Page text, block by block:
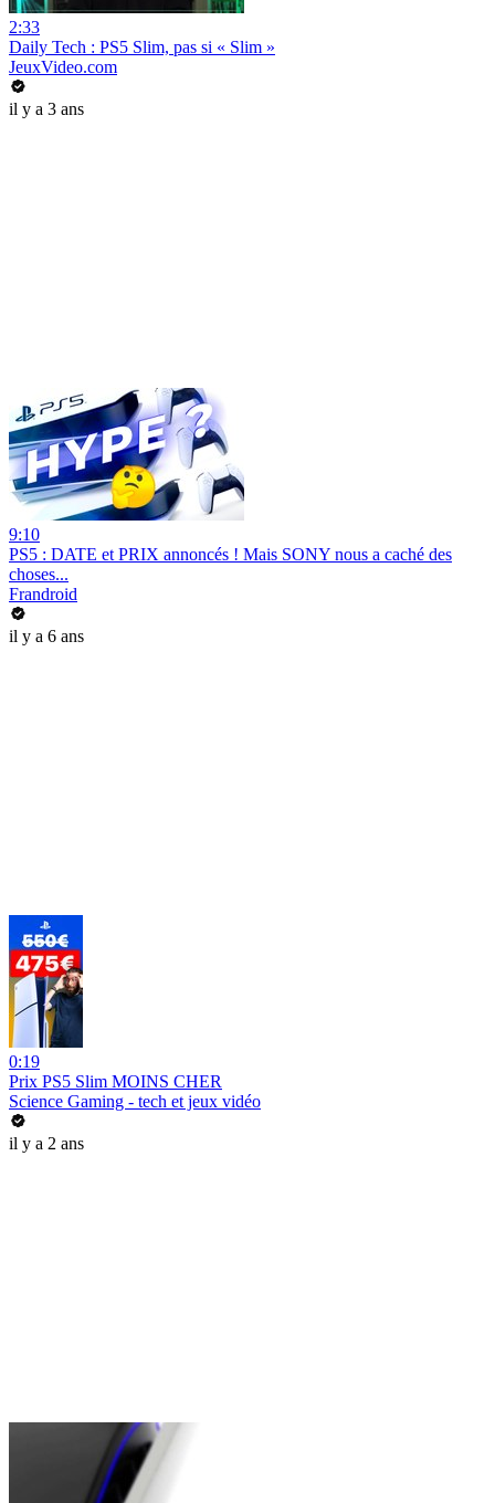
2:33
Daily Tech : PS5 Slim, pas si « Slim »
JeuxVideo.com
il y a 3 ans
9:10
PS5 : DATE et PRIX annoncés ! Mais SONY nous a caché des
choses...
Frandroid
il y a 6 ans
0:19
Prix PS5 Slim MOINS CHER
Science Gaming - tech et jeux vidéo
il y a 2 ans